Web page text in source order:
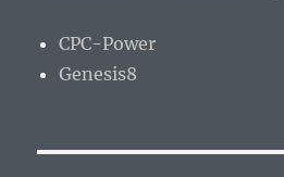
CPC-Power
Genesis8